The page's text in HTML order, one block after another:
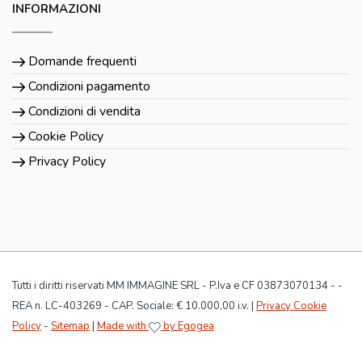
INFORMAZIONI
Domande frequenti
Condizioni pagamento
Condizioni di vendita
Cookie Policy
Privacy Policy
Tutti i diritti riservati MM IMMAGINE SRL - P.Iva e CF 03873070134 - -
REA n. LC-403269 - CAP. Sociale: € 10.000,00 i.v. | Privacy Cookie
Policy - Sitemap | Made with by Egogea